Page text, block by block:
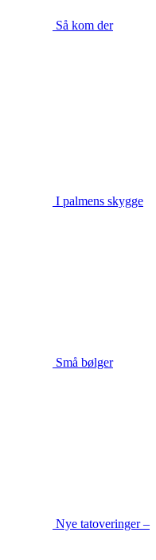
Så kom der
I palmens skygge
Små bølger
Nye tatoveringer –